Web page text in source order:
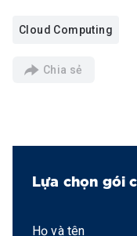
Cloud Computing
Chia sẻ
Lựa chọn gói
Họ và tên